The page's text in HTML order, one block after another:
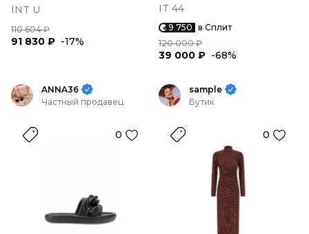
INT U
110 604 ₽
91 830 ₽ -17%
IT 44
9 750 в Сплит
120 000 ₽
39 000 ₽ -68%
ANNA36
Частный продавец
0
sample
Бутик
0